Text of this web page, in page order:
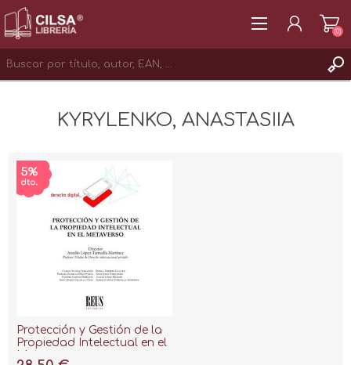
INICIAR SESIÓN
(0)
KYRYLENKO, ANASTASIIA
Protección y Gestión de la
Propiedad Intelectual en el